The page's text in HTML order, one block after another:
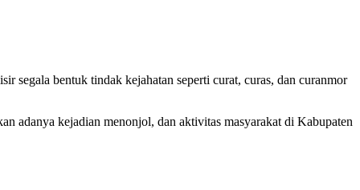
segala bentuk tindak kejahatan seperti curat, curas, dan curanmor
adanya kejadian menonjol, dan aktivitas masyarakat di Kabupaten